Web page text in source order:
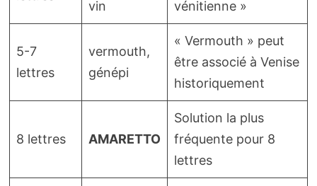
vin
vénitienne »
5-7
lettres
vermouth,
génépi
« Vermouth » peut
être associé à Venise
historiquement
8 lettres AMARETTO
Solution la plus
fréquente pour 8
lettres